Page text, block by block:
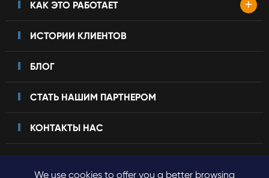
КАК ЭТО РАБОТАЕТ +
ИСТОРИИ КЛИЕНТОВ
БЛОГ
СТАТЬ НАШИМ ПАРТНЕРОМ
КОНТАКТЫ НАС
We use cookies to offer you a better browsing